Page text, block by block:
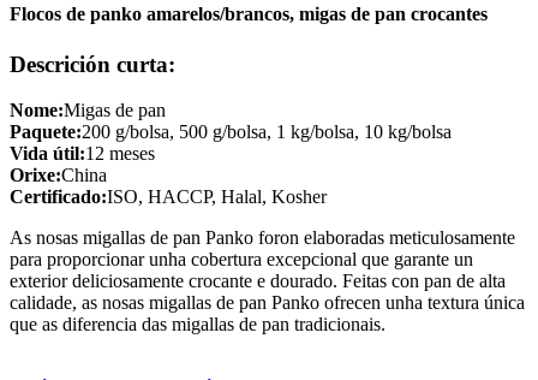
Flocos de panko amarelos/brancos, migas de pan crocantes
Descrición curta:
Nome:Migas de pan
Paquete:200 g/bolsa, 500 g/bolsa, 1 kg/bolsa, 10 kg/bolsa
Vida útil:12 meses
Orixe:China
Certificado:ISO, HACCP, Halal, Kosher
As nosas migallas de pan Panko foron elaboradas meticulosamente
para proporcionar unha cobertura excepcional que garante un
exterior deliciosamente crocante e dourado. Feitas con pan de alta
calidade, as nosas migallas de pan Panko ofrecen unha textura única
que as diferencia das migallas de pan tradicionais.